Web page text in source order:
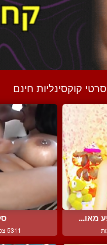
סרטי קוקסינליות חינם
מאו...
5311 צפיות